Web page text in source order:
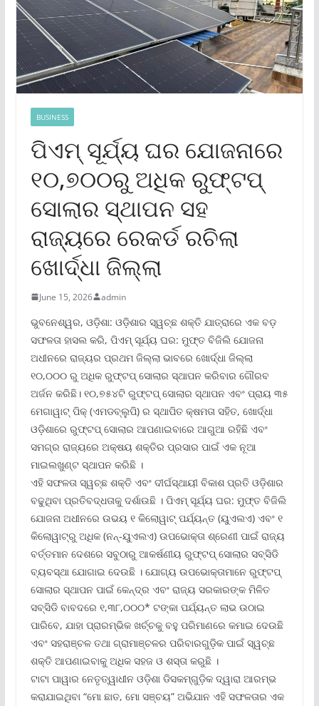
BUSINESS
ପିଏମ୍ ସୂର୍ଯ୍ୟ ଘର ଯୋଜନାରେ
୧୦,୭୦୦ରୁ ଅଧିକ ରୁଫ୍‌ଟପ୍
ସୋଲାର ସ୍ଥାପନ ସହ
ରାଜ୍ୟରେ ରେକର୍ଡ ରଚିଲା
ଖୋର୍ଦ୍ଧା ଜିଲ୍ଲା
June 15, 2026 admin
ଭୁବନେଶ୍ୱର, ଓଡ଼ିଶା: ଓଡ଼ିଶାର ସ୍ୱଚ୍ଛ ଶକ୍ତି ଯାତ୍ରାରେ ଏକ ବଡ଼
ସଫଳତା ହାସଲ କରି, ପିଏମ୍ ସୂର୍ଯ୍ୟ ଘର: ମୁଫ୍‌ତ ବିଜିଲି ଯୋଜନା
ଅଧୀନରେ ରାଜ୍ୟର ପ୍ରଥମ ଜିଲ୍ଲା ଭାବରେ ଖୋର୍ଦ୍ଧା ଜିଲ୍ଲା
୧୦,୦୦୦ ରୁ ଅଧିକ ରୁଫ୍‌ଟପ୍ ସୋଲାର ସ୍ଥାପନ କରିବାର ଗୌରବ
ଅର୍ଜନ କରିଛି। ୧୦,୭୫୪ଟି ରୁଫ୍‌ଟପ୍ ସୋଲାର ସ୍ଥାପନ ଏବଂ ପ୍ରାୟ ୩୫
ମେଗାୱାଟ୍ ପିକ୍ (ଏମଡବ୍ଲୁପି) ର ସ୍ଥାପିତ କ୍ଷମତା ସହିତ, ଖୋର୍ଦ୍ଧା
ଓଡ଼ିଶାରେ ରୁଫ୍‌ଟପ୍ ସୋଲାର ଆପଣାଇବାରେ ଆଗୁଆ ରହିଛି ଏବଂ
ସମଗ୍ର ରାଜ୍ୟରେ ଅକ୍ଷୟ ଶକ୍ତିର ପ୍ରସାର ପାଇଁ ଏକ ନୂଆ
ମାଇଲଖୁଣ୍ଟ ସ୍ଥାପନ କରିଛି ।
ଏହି ସଫଳତା ସ୍ୱଚ୍ଛ ଶକ୍ତି ଏବଂ ଦୀର୍ଘସ୍ଥାୟୀ ବିକାଶ ପ୍ରତି ଓଡ଼ିଶାର
ବଢୁଥିବା ପ୍ରତିବଦ୍ଧତାକୁ ଦର୍ଶାଉଛି । ପିଏମ୍ ସୂର୍ଯ୍ୟ ଘର: ମୁଫ୍‌ତ ବିଜିଲି
ଯୋଜନା ଅଧୀନରେ ଉଭୟ ୧ କିଲୋୱାଟ୍ ପର୍ଯ୍ୟନ୍ତ (ୟୁଏଲଏ) ଏବଂ ୧
କିଲୋୱାଟ୍‌ରୁ ଅଧିକ (ନନ୍-ୟୁଏଲଏ) ଉପଭୋକ୍ତା ଶ୍ରେଣୀ ପାଇଁ ରାଜ୍ୟ
ବର୍ତ୍ତମାନ ଦେଶରେ ସବୁଠାରୁ ଆକର୍ଷଣୀୟ ରୁଫ୍‌ଟପ୍ ସୋଲାର ସବ୍‌ସିଡି
ବ୍ୟବସ୍ଥା ଯୋଗାଇ ଦେଉଛି । ଯୋଗ୍ୟ ଉପଭୋକ୍ତାମାନେ ରୁଫ୍‌ଟପ୍
ସୋଲାର ସ୍ଥାପନ ପାଇଁ କେନ୍ଦ୍ର ଏବଂ ରାଜ୍ୟ ସରକାରଙ୍କ ମିଳିତ
ସବ୍‌ସିଡି ବାବଦରେ ୧,୩୮,୦୦୦* ଟଙ୍କା ପର୍ଯ୍ୟନ୍ତ ଲାଭ ଉଠାଇ
ପାରିବେ, ଯାହା ପ୍ରାରମ୍ଭିକ ଖର୍ଚ୍ଚକୁ ବହୁ ପରିମାଣରେ କମାଇ ଦେଉଛି
ଏବଂ ସହରାଞ୍ଚଳ ତଥା ଗ୍ରାମାଞ୍ଚଳର ପରିବାରଗୁଡ଼ିକ ପାଇଁ ସ୍ୱଚ୍ଛ
ଶକ୍ତି ଆପଣାଇବାକୁ ଅଧିକ ସହଜ ଓ ଶସ୍ତା କରୁଛି ।
ଟାଟା ପାୱାର ନେତୃତ୍ୱାଧୀନ ଓଡ଼ିଶା ଡିସକମ୍‌ଗୁଡ଼ିକ ଦ୍ୱାରା ଆରମ୍ଭ
କରାଯାଇଥିବା “ମୋ ଛାତ, ମୋ ସଞ୍ଚୟ” ଅଭିଯାନ ଏହି ସଫଳତାର ଏକ